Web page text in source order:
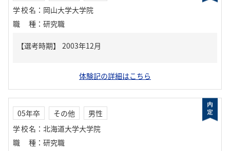
学校名 ： 岡山大学大学院
職種 ： 研究職
体験記の詳細はこちら
05年卒 その他
男性
学校名 ： 北海道大学大学院
職種 ： 研究職